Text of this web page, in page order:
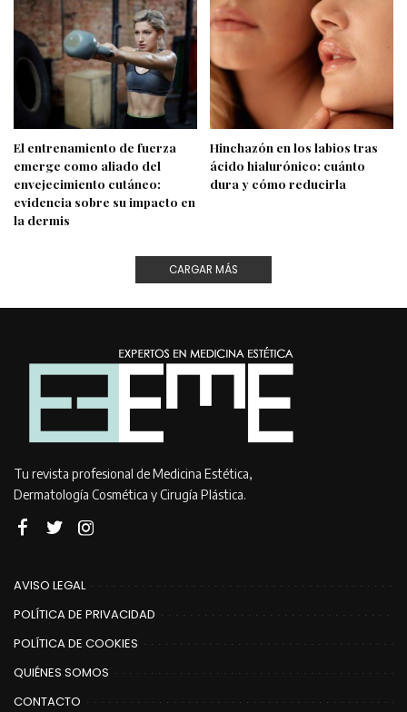
El entrenamiento de fuerza
emerge como aliado del
envejecimiento cutáneo:
evidencia sobre su impacto en
la dermis
Hinchazón en los labios tras
ácido hialurónico: cuánto
dura y cómo reducirla
CARGAR MÁS
Tu revista profesional de Medicina Estética,
Dermatología Cosmética y Cirugía Plástica.
AVISO LEGAL
POLÍTICA DE PRIVACIDAD
POLÍTICA DE COOKIES
QUIÉNES SOMOS
CONTACTO